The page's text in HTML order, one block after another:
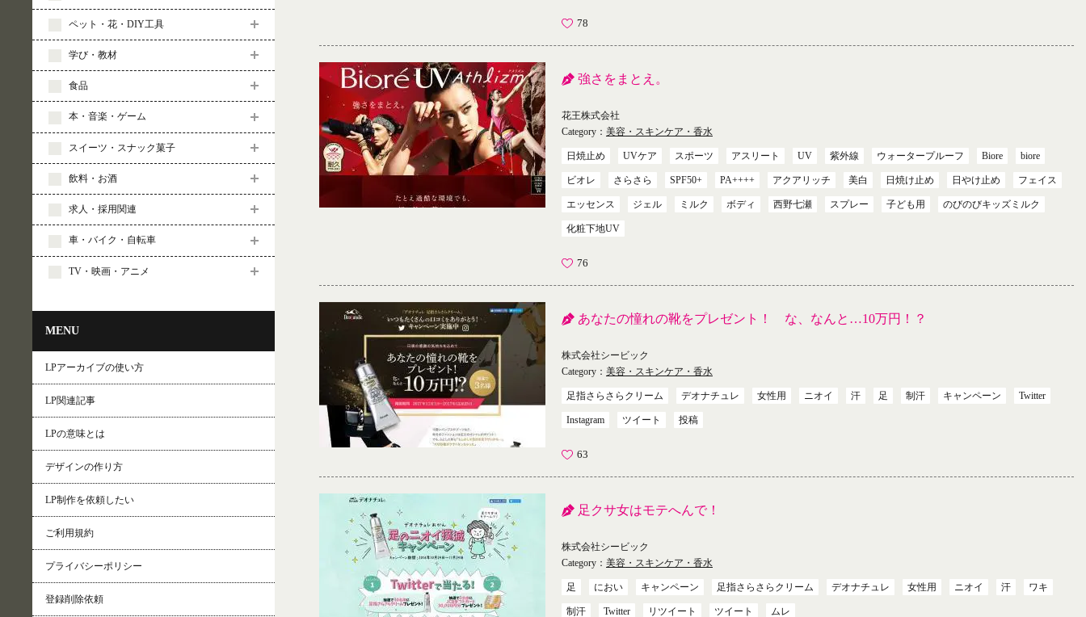
ペット・花・DIY工具
学び・教材
食品
本・音楽・ゲーム
スイーツ・スナック菓子
飲料・お酒
求人・採用関連
車・バイク・自転車
TV・映画・アニメ
MENU
LPアーカイブの使い方
LP関連記事
LPの意味とは
デザインの作り方
LP制作を依頼したい
ご利用規約
プライバシーポリシー
登録削除依頼
78
強さをまとえ。
花王株式会社
Category： 美容・スキンケア・香水
日焼止め UVケア スポーツ アスリート UV 紫外線 ウォータープルーフ Biore biore
ビオレ さらさら SPF50+ PA++++ アクアリッチ 美白 日焼け止め 日やけ止め フェイス
エッセンス ジェル ミルク ボディ 西野七瀬 スプレー 子ども用 のびのびキッズミルク
化粧下地UV
76
あなたの憧れの靴をプレゼント！ な、なんと…10万円！？
株式会社シービック
Category： 美容・スキンケア・香水
足指さらさらクリーム デオナチュレ 女性用 ニオイ 汗 足 制汗 キャンペーン Twitter
Instagram ツイート 投稿
63
足クサ女はモテへんで！
株式会社シービック
Category： 美容・スキンケア・香水
足 におい キャンペーン 足指さらさらクリーム デオナチュレ 女性用 ニオイ 汗 ワキ
制汗 Twitter リツイート ツイート ムレ